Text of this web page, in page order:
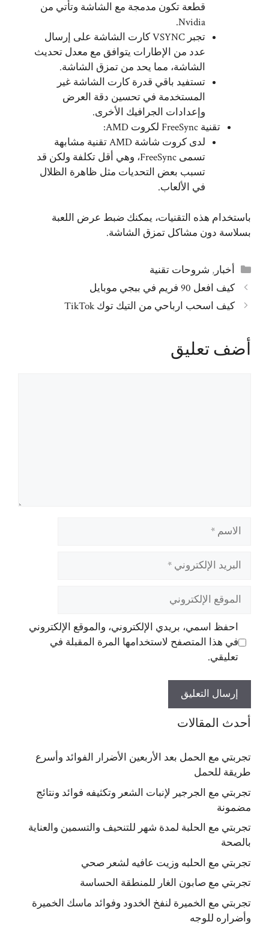
قطعة تكون مدمجة مع الشاشة وتأتي من
Nvidia.
تجبر VSYNC كارت الشاشة على إرسال
عدد من الإطارات يتوافق مع معدل تحديث
الشاشة، مما يحد من تمزق الشاشة.
تستفيد باقي قدرة كارت الشاشة غير
المستخدمة في تحسين دقة العرض
وإعدادات الجرافيك الأخرى.
تقنية FreeSync لكروت AMD:
لدى كروت شاشة AMD تقنية مشابهة
تسمى FreeSync، وهي أقل تكلفة ولكن قد
تسبب بعض التحديات مثل ظاهرة الظلال
في الألعاب.
باستخدام هذه التقنيات، يمكنك ضبط عرض اللعبة
بسلاسة دون مشاكل تمزق الشاشة.
التصنيفات
أخبار, شروحات تقنية
كيف افعل 90 فريم في ببجي موبايل
كيف اسحب ارباحي من التيك توك TikTok
أضف تعليق
الاسم
البريد
الإلكتروني
الموقع
الإلكتروني
احفظ اسمي، بريدي الإلكتروني، والموقع الإلكتروني
في هذا المتصفح لاستخدامها المرة المقبلة في
تعليقي.
أحدث المقالات
تجربتي مع الحمل بعد الأربعين الأضرار الفوائد وأسرع
طريقة للحمل
تجربتي مع الجرجير لإنبات الشعر وتكثيفه فوائد ونتائج
مضمونة
تجربتي مع الحلبة لمدة شهر للتنحيف والتسمين والعناية
بالصحة
تجربتي مع الحلبه وزيت عافيه لشعر صحي
تجربتي مع صابون الغار للمنطقة الحساسة
تجربتي مع الخميرة لنفخ الخدود وفوائد ماسك الخميرة
وأضراره للوجه